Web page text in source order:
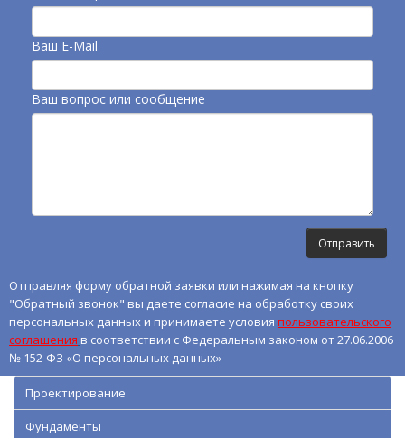
Ваш E-Mail
Ваш вопрос или сообщение
Отправляя форму обратной заявки или нажимая на кнопку
"Обратный звонок" вы даете согласие на обработку своих
персональных данных и принимаете условия пользовательского
соглашения в соответствии с Федеральным законом от 27.06.2006
№ 152-ФЗ «О персональных данных»
Проектирование
Фундаменты